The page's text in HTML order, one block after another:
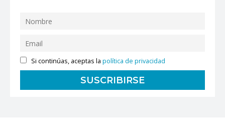
Si continúas, aceptas lapolítica de privacidad